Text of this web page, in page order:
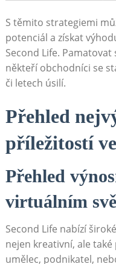
S těmito strategiemi
potenciál a získat
Second Life. Pamatovat
někteří obchodníci se
či letech úsilí.
Přehled
příležitostí
Přehled
virtuálním
Second Life nabízí
nejen kreativní, ale
umělec, podnikatel,